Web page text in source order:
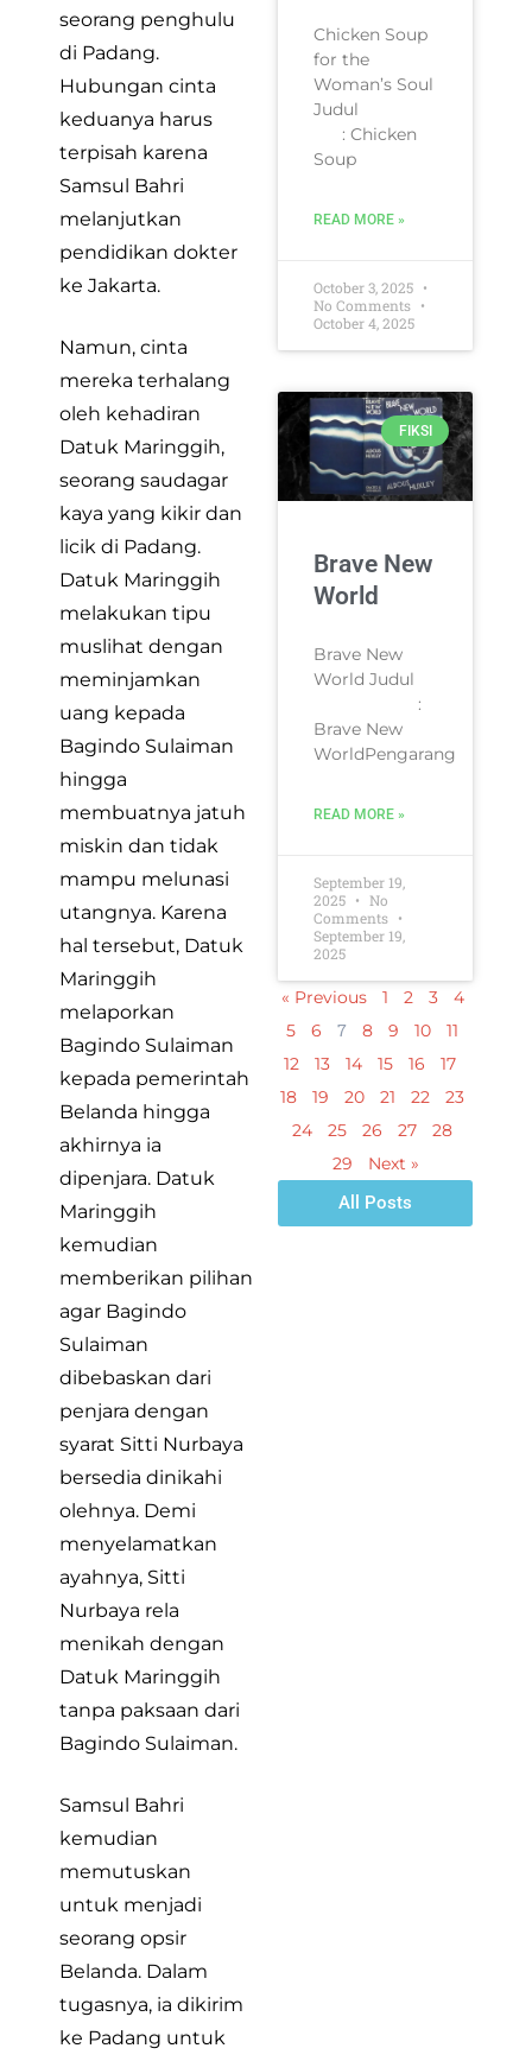
seorang penghulu
di Padang.
Hubungan cinta
keduanya harus
terpisah karena
Samsul Bahri
melanjutkan
pendidikan dokter
ke Jakarta.
Namun, cinta
mereka terhalang
oleh kehadiran
Datuk Maringgih,
seorang saudagar
kaya yang kikir dan
licik di Padang.
Datuk Maringgih
melakukan tipu
muslihat dengan
meminjamkan
uang kepada
Bagindo Sulaiman
hingga
membuatnya jatuh
miskin dan tidak
mampu melunasi
utangnya. Karena
hal tersebut, Datuk
Maringgih
melaporkan
Bagindo Sulaiman
kepada pemerintah
Belanda hingga
akhirnya ia
dipenjara. Datuk
Maringgih
kemudian
memberikan pilihan
agar Bagindo
Sulaiman
dibebaskan dari
penjara dengan
syarat Sitti Nurbaya
bersedia dinikahi
olehnya. Demi
menyelamatkan
ayahnya, Sitti
Nurbaya rela
menikah dengan
Datuk Maringgih
tanpa paksaan dari
Bagindo Sulaiman.
Samsul Bahri
kemudian
memutuskan
untuk menjadi
seorang opsir
Belanda. Dalam
tugasnya, ia dikirim
ke Padang untuk
Chicken Soup
for the
Woman’s Soul
Judul
: Chicken
Soup
READ MORE »
October 3, 2025
No Comments
October 4, 2025
FIKSI
Brave New
World
Brave New
World Judul
:
Brave New
WorldPengarang
READ MORE »
September 19,
2025
No
Comments
September 19,
2025
« Previous 1 2 3
4
5
6 7 8 9 10
11
12
13 14 15 16
17
18
19 20 21 22
23
24
25 26 27
28
29
Next »
All Posts